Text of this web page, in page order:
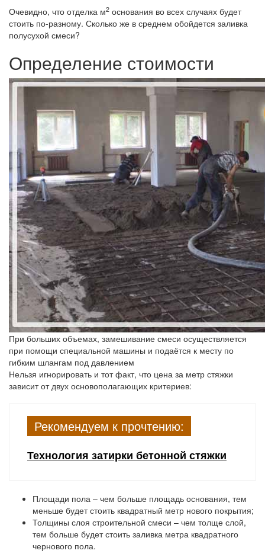
Очевидно, что отделка м2 основания во всех случаях будет
стоить по-разному. Сколько же в среднем обойдется заливка
полусухой смеси?
Определение стоимости
При больших объемах, замешивание смеси осуществляется
при помощи специальной машины и подаётся к месту по
гибким шлангам под давлением
Нельзя игнорировать и тот факт, что цена за метр стяжки
зависит от двух основополагающих критериев:
Рекомендуем к прочтению:
Технология затирки бетонной стяжки
Площади пола – чем больше площадь основания, тем
меньше будет стоить квадратный метр нового покрытия;
Толщины слоя строительной смеси – чем толще слой,
тем больше будет стоить заливка метра квадратного
чернового пола.